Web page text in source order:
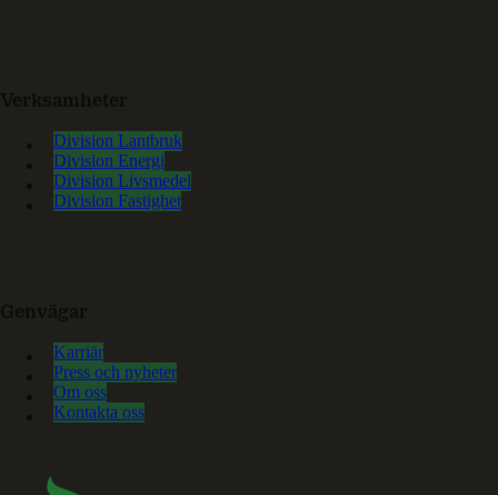
Division Lantbruk
Division Energi
Division Livsmedel
Division Fastighet
Karriär
Press och nyheter
Om oss
Kontakta oss